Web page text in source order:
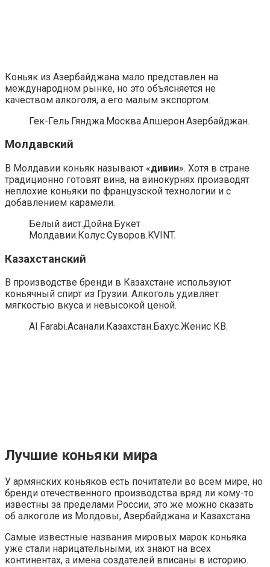
Коньяк из Азербайджана мало представлен на
международном рынке, но это объясняется не
качеством алкоголя, а его малым экспортом.
Гек-Гель.Гянджа.Москва.Апшерон.Азербайджан.
Молдавский
В Молдавии коньяк называют «дивин». Хотя в стране
традиционно готовят вина, на винокурнях производят
неплохие коньяки по французской технологии и с
добавлением карамели.
Белый аист.Дойна.Букет
Молдавии.Колус.Суворов.KVINT.
Казахстанский
В производстве бренди в Казахстане используют
коньячный спирт из Грузии. Алкоголь удивляет
мягкостью вкуса и невысокой ценой.
Al Farabi.Асанали.Казахстан.Бахус.Женис КВ.
Лучшие коньяки мира
У армянских коньяков есть почитатели во всем мире, но
бренди отечественного производства вряд ли кому-то
известны за пределами России, это же можно сказать
об алкоголе из Молдовы, Азербайджана и Казахстана.
Самые известные названия мировых марок коньяка
уже стали нарицательными, их знают на всех
континентах, а имена создателей вписаны в историю.